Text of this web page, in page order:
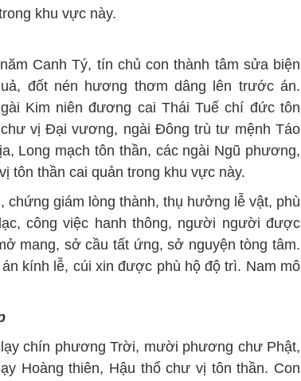
khu vực này.
Canh Tý, tín chủ con thành tâm sửa biện
đốt nén hương thơm dâng lên trước án.
Kim niên đương cai Thái Tuế chí đức tôn
vị Đại vương, ngài Đông trù tư mệnh Táo
Long mạch tôn thần, các ngài Ngũ phương,
tôn thần cai quản trong khu vực này.
chứng giám lòng thành, thụ hưởng lễ vật, phù
công việc hanh thông, người người được
mang, sở cầu tất ứng, sở nguyện tòng tâm.
kính lễ, cúi xin được phù hộ độ trì. Nam mô
chín phương Trời, mười phương chư Phật,
Hoàng thiên, Hậu thổ chư vị tôn thần. Con